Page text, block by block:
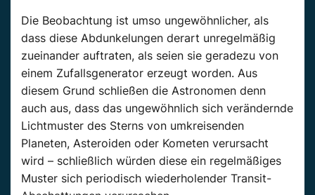
Die Beobachtung ist umso ungewöhnlicher, als
dass diese Abdunkelungen derart unregelmäßig
zueinander auftraten, als seien sie geradezu von
einem Zufallsgenerator erzeugt worden. Aus
diesem Grund schließen die Astronomen denn
auch aus, dass das ungewöhnlich sich verändernde
Lichtmuster des Sterns von umkreisenden
Planeten, Asteroiden oder Kometen verursacht
wird – schließlich würden diese ein regelmäßiges
Muster sich periodisch wiederholender Transit-